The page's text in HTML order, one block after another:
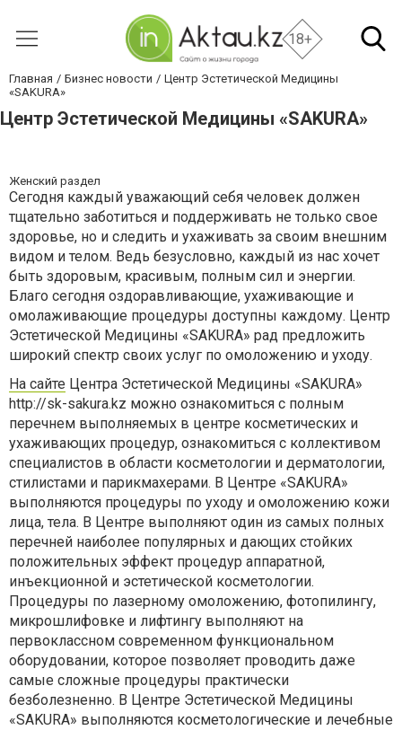
18+
Главная Бизнес новости
Центр Эстетической Медицины
«SAKURA»
Центр Эстетической Медицины «SAKURA»
Женский раздел
Сегодня каждый уважающий себя человек должен
тщательно заботиться и поддерживать не только свое
здоровье, но и следить и ухаживать за своим внешним
видом и телом. Ведь безусловно, каждый из нас хочет
быть здоровым, красивым, полным сил и энергии.
Благо сегодня оздоравливающие, ухаживающие и
омолаживающие процедуры доступны каждому. Центр
Эстетической Медицины «SAKURA» рад предложить
широкий спектр своих услуг по омоложению и уходу.
На сайте Центра Эстетической Медицины «SAKURA»
http://sk-sakura.kz можно ознакомиться с полным
перечнем выполняемых в центре косметических и
ухаживающих процедур, ознакомиться с коллективом
специалистов в области косметологии и дерматологии,
стилистами и парикмахерами. В Центре «SAKURA»
выполняются процедуры по уходу и омоложению кожи
лица, тела. В Центре выполняют один из самых полных
перечней наиболее популярных и дающих стойких
положительных эффект процедур аппаратной,
инъекционной и эстетической косметологии.
Процедуры по лазерному омоложению, фотопилингу,
микрошлифовке и лифтингу выполняют на
первоклассном современном функциональном
оборудовании, которое позволяет проводить даже
самые сложные процедуры практически
безболезненно. В Центре Эстетической Медицины
«SAKURA» выполняются косметологические и лечебные